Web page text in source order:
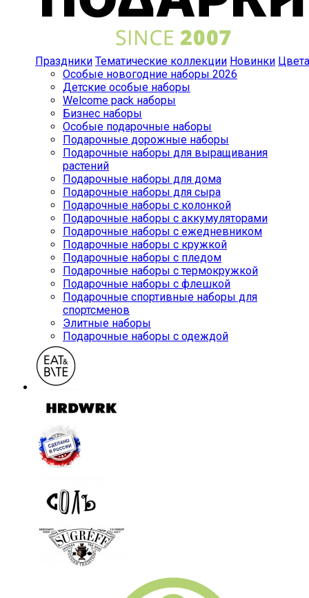
Праздники Тематические коллекции Новинки Цвета
Особые новогодние наборы 2026
Детские особые наборы
Welcome pack наборы
Бизнес наборы
Особые подарочные наборы
Подарочные дорожные наборы
Подарочные наборы для выращивания
растений
Подарочные наборы для дома
Подарочные наборы для сыра
Подарочные наборы с колонкой
Подарочные наборы с аккумуляторами
Подарочные наборы с ежедневником
Подарочные наборы с кружкой
Подарочные наборы с пледом
Подарочные наборы с термокружкой
Подарочные наборы с флешкой
Подарочные спортивные наборы для
спортсменов
Элитные наборы
Подарочные наборы с одеждой